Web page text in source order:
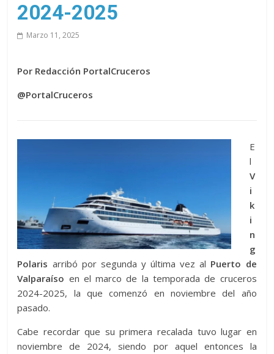
2024-2025
Marzo 11, 2025
Por Redacción PortalCruceros
@PortalCruceros
E
l
V
i
k
i
n
g
Polaris arribó por segunda y última vez al Puerto de
Valparaíso en el marco de la temporada de cruceros
2024-2025, la que comenzó en noviembre del año
pasado.
Cabe recordar que su primera recalada tuvo lugar en
noviembre de 2024, siendo por aquel entonces la